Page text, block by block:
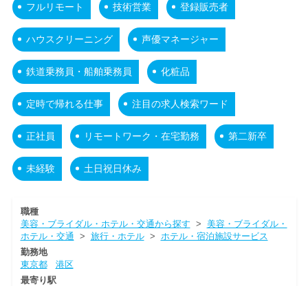
フルリモート 技術営業 登録販売者
ハウスクリーニング 声優マネージャー
鉄道乗務員・船舶乗務員 化粧品
定時で帰れる仕事 注目の求人検索ワード
正社員 リモートワーク・在宅勤務 第二新卒
未経験 土日祝日休み
職種
美容・ブライダル・ホテル・交通から探す > 美容・ブライダル・
ホテル・交通 > 旅行・ホテル> ホテル・宿泊施設サービス
勤務地
東京都
港区
最寄り駅